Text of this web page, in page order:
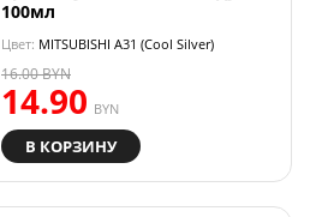
100мл
Цвет: MITSUBISHI A31 (Cool Silver)
14.90 BYN
16.00BYN
В КОРЗИНУ